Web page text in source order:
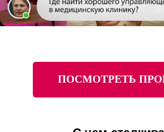
ПОСМОТРЕТЬ